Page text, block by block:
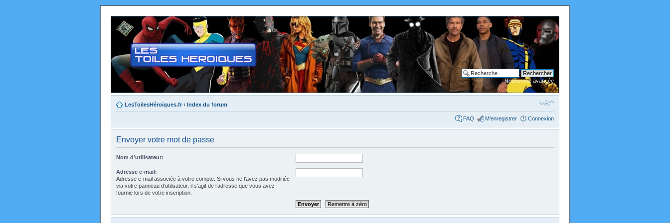
Recherche avancée
LesToilesHéroïques.fr ‹ Index du forum
FAQ M’enregistrer Connexion
Envoyer votre mot de passe
Nom d’utilisateur:
Adresse e-mail:
Adresse e-mail associée à votre compte. Si vous ne l’avez pas modifiée
via votre panneau d’utilisateur, il s’agit de l’adresse que vous avez
fournie lors de votre inscription.